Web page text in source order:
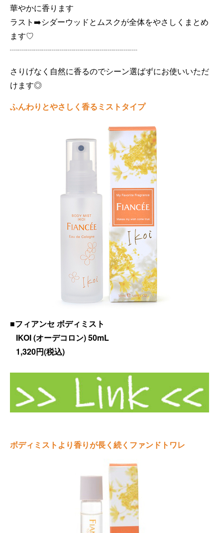
華やかに香ります
ラスト➡️シダーウッドとムスクが全体をやさしくまとめ
ます♡
┈┈┈┈┈┈┈┈┈┈┈┈┈┈┈┈
さりげなく自然に香るのでシーン選ばずにお使いいただ
けます◎
ふんわりとやさしく香るミストタイプ
■フィアンセ ボディミスト
IKOI (オーデコロン) 50mL
1,320円(税込)
ボディミストより香りが長く続くファンドトワレ